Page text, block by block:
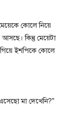
কোলে নিয়ে
আসছে। কিন্তু মেয়েটা
ইশপিকে কোলে
মা দেখেনি?”